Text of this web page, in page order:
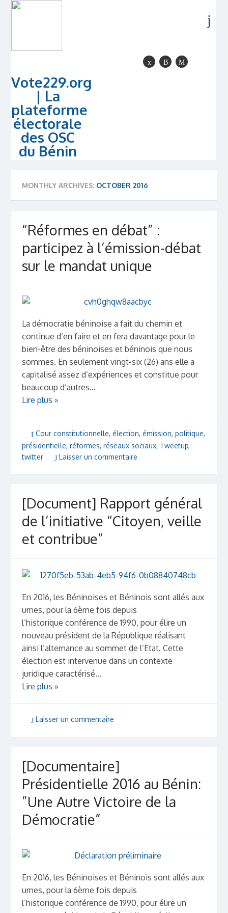
Vote229.org
| La
plateforme
électorale
des OSC
du Bénin
MONTHLY ARCHIVES: OCTOBER 2016
“Réformes en débat” :
participez à l’émission-débat
sur le mandat unique
La démocratie béninoise a fait du chemin et
continue d’en faire et en fera davantage pour le
bien-être des béninoises et béninois que nous
sommes. En seulement vingt-six (26) ans elle a
capitalisé assez d’expériences et constitue pour
beaucoup d’autres...
Lire plus »
Cour constitutionnelle, élection, émission, politique,
présidentielle, réformes, réseaux sociaux, Tweetup,
twitter
Laisser un commentaire
[Document] Rapport général
de l’initiative “Citoyen, veille
et contribue”
En 2016, les Béninoises et Béninois sont allés aux
urnes, pour la 6ème fois depuis
l’historique conférence de 1990, pour élire un
nouveau président de la République réalisant
ainsi l’alternance au sommet de l’Etat. Cette
élection est intervenue dans un contexte
juridique caractérisé...
Lire plus »
Laisser un commentaire
[Documentaire]
Présidentielle 2016 au Bénin:
”Une Autre Victoire de la
Démocratie”
En 2016, les Béninoises et Béninois sont allés aux
urnes, pour la 6ème fois depuis
l’historique conférence de 1990, pour élire un